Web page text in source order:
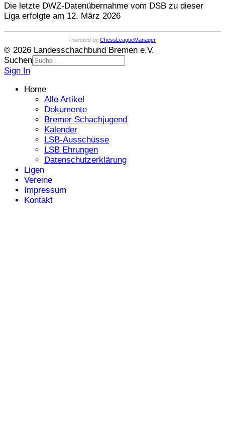
Die letzte DWZ-Datenübernahme vom DSB zu dieser
Liga erfolgte am 12. März 2026
Powered by ChessLeagueManager
© 2026 Landesschachbund Bremen e.V.
Suchen
Sign In
Home
Alle Artikel
Dokumente
Bremer Schachjugend
Kalender
LSB-Ausschüsse
LSB Ehrungen
Datenschutzerklärung
Ligen
Vereine
Impressum
Kontakt